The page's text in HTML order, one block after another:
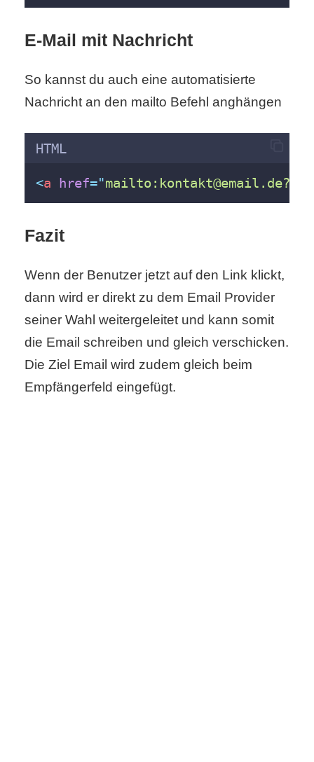
E-Mail mit Nachricht
So kannst du auch eine automatisierte
Nachricht an den mailto Befehl anghängen
HTML
<a href="
Fazit
Wenn der Benutzer jetzt auf den Link klickt,
dann wird er direkt zu dem Email Provider
seiner Wahl weitergeleitet und kann somit
die Email schreiben und gleich verschicken.
Die Ziel Email wird zudem gleich beim
Empfängerfeld eingefügt.